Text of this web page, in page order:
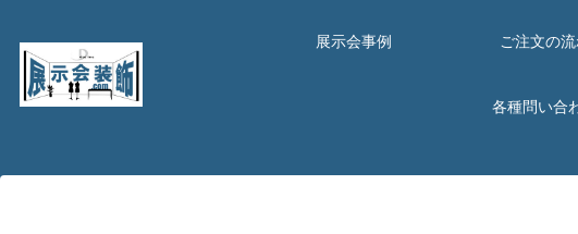
展示会事例 ご注文の
各種問い合